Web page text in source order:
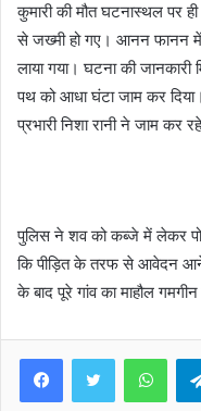
कुमारी की मौत घटनास्थल पर
से जख्मी हो गए। आनन फानन में
लाया गया। घटना की जानकारी
पथ को आधा घंटा जाम कर
प्रभारी निशा रानी ने जाम कर
पुलिस ने शव को कब्जे में लेकर
कि पीड़ित के तरफ से आवेदन आने
के बाद पूरे गांव का माहौल